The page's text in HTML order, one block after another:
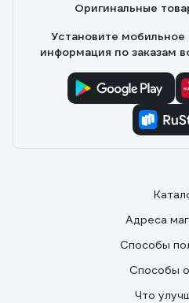
Оригинальные
Установите
информация по заказам
Адреса
Способы
Способы
Что